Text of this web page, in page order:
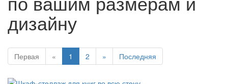
дизайну
Первая « 1 2 » Последняя